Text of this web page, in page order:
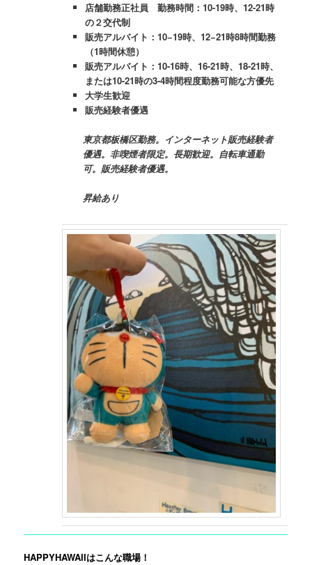
店舗勤務正社員 勤務時間：10-19時、12-21時
の２交代制
販売アルバイト：10−19時、12−21時8時間勤務
（1時間休憩）
販売アルバイト：10-16時、16-21時、18-21時、
または10-21時の3-4時間程度勤務可能な方優先
大学生歓迎
販売経験者優遇
東京都板橋区勤務。インターネット販売経験者
優遇。非喫煙者限定。 長期歓迎。自転車通勤
可。販売経験者優遇。
昇給あり
HAPPYHAWAIIはこんな職場！